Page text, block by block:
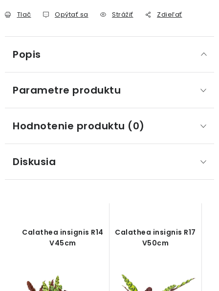
Tlač Opýtať sa Strážiť Zdieľať
Popis
Parametre produktu
Hodnotenie produktu (0)
Diskusia
Calathea insignis R14
V45cm
Calathea insignis R17
V50cm